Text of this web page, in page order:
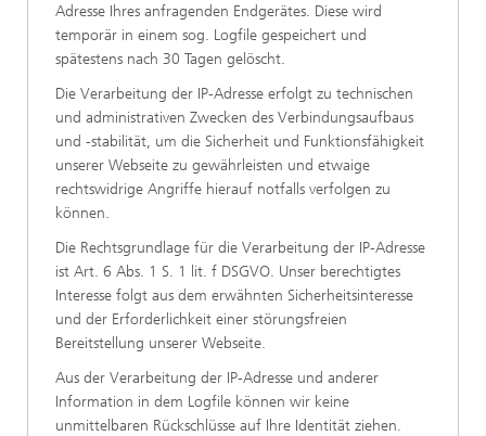
Adresse Ihres anfragenden Endgerätes. Diese wird
temporär in einem sog. Logfile gespeichert und
spätestens nach 30 Tagen gelöscht.
Die Verarbeitung der IP-Adresse erfolgt zu technischen
und administrativen Zwecken des Verbindungsaufbaus
und -stabilität, um die Sicherheit und Funktionsfähigkeit
unserer Webseite zu gewährleisten und etwaige
rechtswidrige Angriffe hierauf notfalls verfolgen zu
können.
Die Rechtsgrundlage für die Verarbeitung der IP-Adresse
ist Art. 6 Abs. 1 S. 1 lit. f DSGVO. Unser berechtigtes
Interesse folgt aus dem erwähnten Sicherheitsinteresse
und der Erforderlichkeit einer störungsfreien
Bereitstellung unserer Webseite.
Aus der Verarbeitung der IP-Adresse und anderer
Information in dem Logfile können wir keine
unmittelbaren Rückschlüsse auf Ihre Identität ziehen.